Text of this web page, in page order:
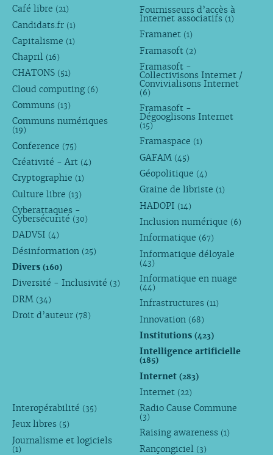
Café libre (21)
Candidats.fr (1)
Capitalisme (1)
Chapril (16)
CHATONS (51)
Cloud computing (6)
Communs (13)
Communs numériques
(19)
Conference (75)
Créativité - Art (4)
Cryptographie (1)
Culture libre (13)
Cyberattaques -
Cybersécurité (30)
DADVSI (4)
Désinformation (25)
Divers (160)
Diversité - Inclusivité (3)
DRM (34)
Droit d’auteur (78)
Fournisseurs d’accès à
Internet associatifs (1)
Framanet (1)
Framasoft (2)
Framasoft -
Collectivisons Internet /
Convivialisons Internet
(6)
Framasoft -
Dégooglisons Internet
(15)
Framaspace (1)
GAFAM (45)
Géopolitique (4)
Graine de libriste (1)
HADOPI (14)
Inclusion numérique (6)
Informatique (67)
Informatique déloyale
(43)
Informatique en nuage
(44)
Infrastructures (11)
Innovation (68)
Institutions(423)
Intelligence artificielle
(185)
Internet(283)
Internet (22)
Interopérabilité (35)
Jeux libres (5)
Journalisme et logiciels
(1)
Radio Cause Commune
(3)
Raising awareness (1)
Rançongiciel (3)